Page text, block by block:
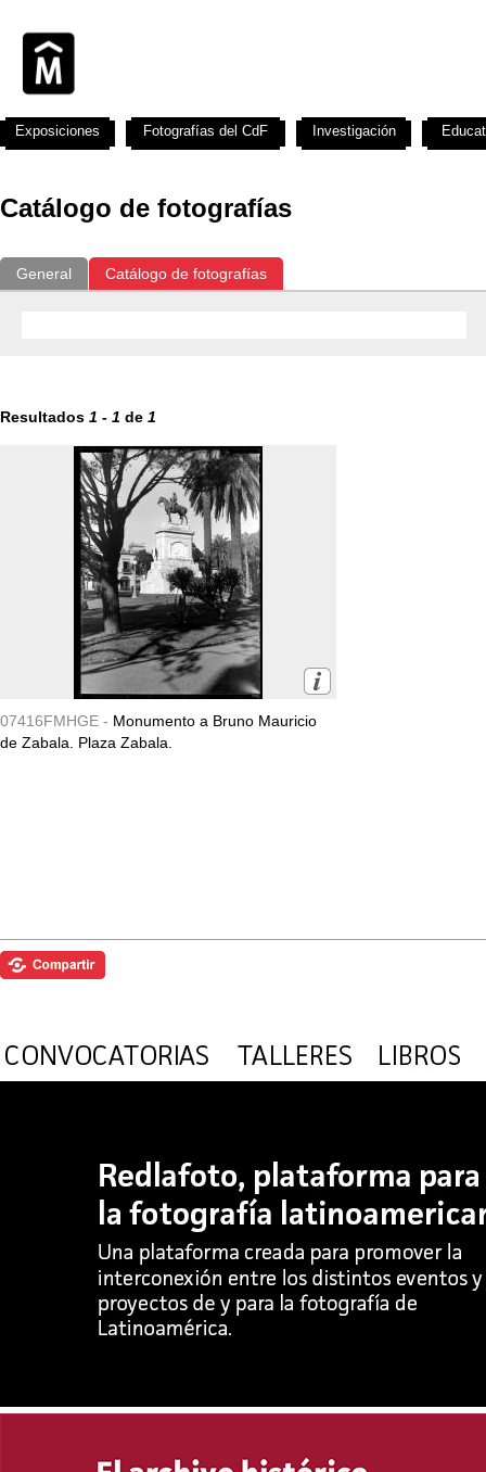
Catálogo de fotografías
General Catálogo de fotografías
Resultados 1 - 1 de 1
07416FMHGE - Monumento a Bruno Mauricio
de Zabala. Plaza Zabala.
Exposiciones Fotografías del CdF Investigación